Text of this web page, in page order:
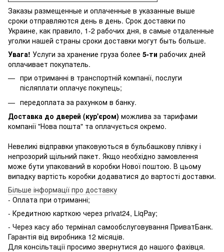
Заказы размещенные и оплаченные в указанные выше
сроки отправляются день в день. Срок доставки по
Украине, как правило, 1-2 рабочих дня, в самые отдаленные
уголки нашей страны сроки доставки могут быть больше.
Увага! Услуги за хранение груза более 5-ти рабочих дней
оплачивает покупатель.
при отриманні в транспортній компанії, послуги
післяплати оплачує покупець;
передоплата за рахунком в банку.
Доставка до дверей (кур'єром) можлива за тарифами
компанії "Нова пошта" та оплачується окремо.
Невеликі відправки упаковуються в бульбашкову плівку і
непрозорий щільний пакет. Якщо необхідно замовлення
може бути упакований в коробки Нової поштою. В цьому
випадку вартість коробки додаватися до вартості доставки.
Більше інформації про доставку
- Оплата при отриманні;
- Кредитною карткою через privat24, LiqPay;
- Через касу або термінал самообслуговування ПриватБанк.
Гарантія від виробника 12 місяців.
Для консільтації просимо звернутися до нашого фахівця.